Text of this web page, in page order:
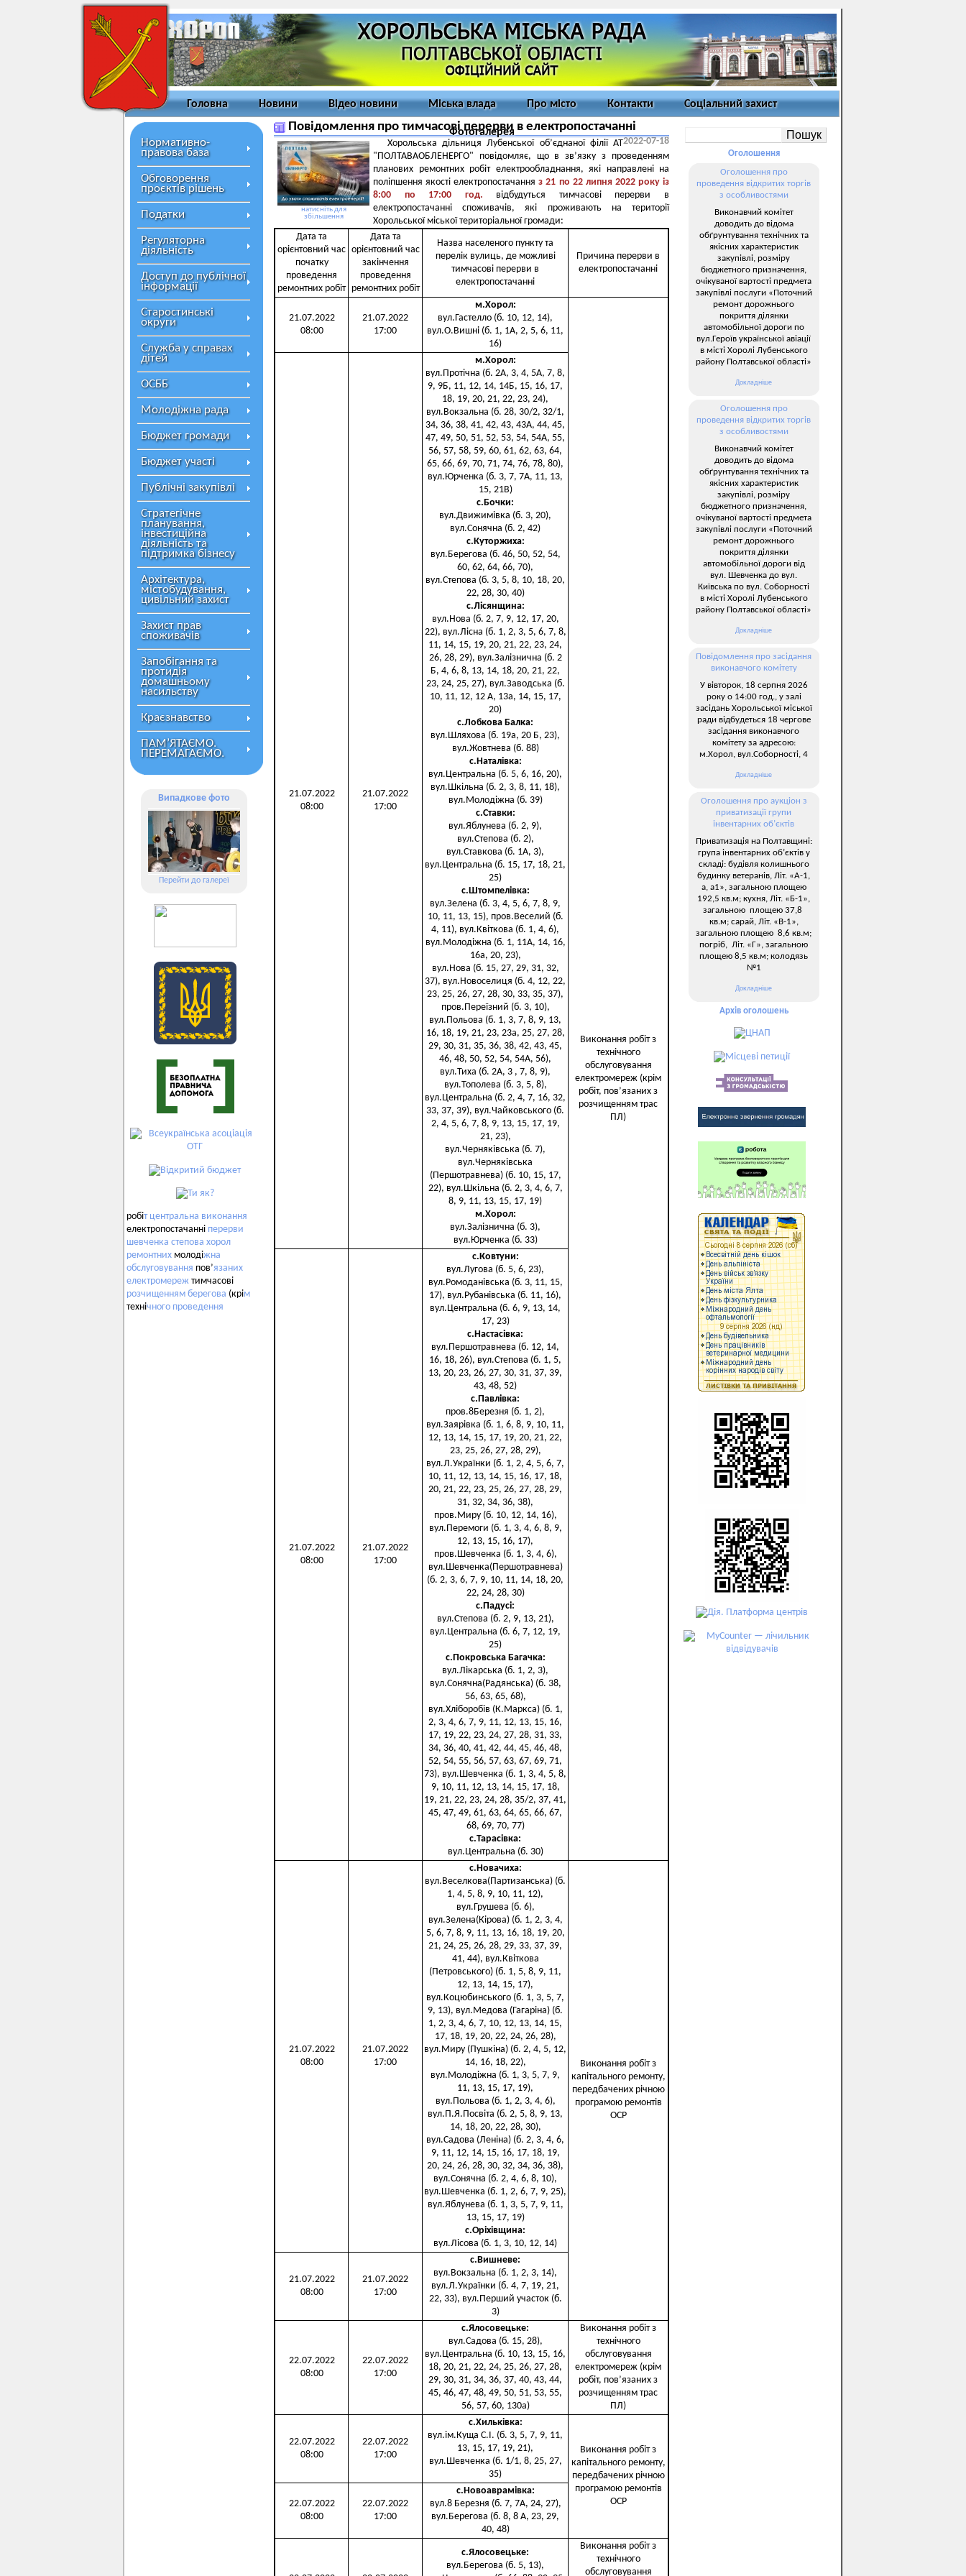
Головна Новини Відео новини Міська влада Про місто Контакти Соціальний захист
Фотогалерея
Нормативно-
правова база
Обговорення
проєктів рішень
Податки
Регуляторна
діяльність
Доступ до публічної
інформації
Старостинські
округи
Служба у справах
дітей
ОСББ
Молодіжна рада
Бюджет громади
Бюджет участі
Публічні закупівлі
Стратегічне
планування,
інвестиційна
діяльність та
підтримка бізнесу
Архітектура,
містобудування,
цивільний захист
Захист прав
споживачів
Запобігання та
протидія
домашньому
насильству
Краєзнавство
ПАМ’ЯТАЄМО.
ПЕРЕМАГАЄМО.
Випадкове фото
Перейти до галереї
робіт центральна виконання
електропостачанні перерви
шевченка степова хорол
ремонтних молодіжна
обслуговування пов’язаних
електромереж тимчасові
розчищенням берегова (крім
технічного проведення
Повідомлення про тимчасові перерви в електропостачанні
2022-07-18
натисніть для
збільшення
Хорольська дільниця Лубенської об’єднаної філії АТ
"ПОЛТАВАОБЛЕНЕРГО" повідомляє, що в зв’язку з проведенням
планових ремонтних робіт електрообладнання, які направлені на
поліпшення якості електропостачанняз 21 по 22 липня 2022 року із
8:00 по 17:00 год. відбудуться тимчасові перерви в
електропостачанні споживачів, які проживають на території
Хорольської міської територіальної громади:
Дата та
орієнтовний час
початку
проведення
ремонтних робіт
Дата та
орієнтовний час
закінчення
проведення
ремонтних робіт
Назва населеного пункту та
перелік вулиць, де можливі
тимчасові перерви в
електропостачанні
Причина перерви в
електропостачанні
21.07.2022
08:00
21.07.2022
17:00
м.Хорол:
вул.Гастелло (б. 10, 12, 14),
вул.О.Вишні (б. 1, 1А, 2, 5, 6, 11,
16)
Виконання робіт з
технічного
обслуговування
електромереж (крім
робіт, пов’язаних з
розчищенням трас
ПЛ)
21.07.2022
08:00
21.07.2022
17:00
м.Хорол:
вул.Протічна (б. 2А, 3, 4, 5А, 7, 8,
9, 9Б, 11, 12, 14, 14Б, 15, 16, 17,
18, 19, 20, 21, 22, 23, 24),
вул.Вокзальна (б. 28, 30/2, 32/1,
34, 36, 38, 41, 42, 43, 43А, 44, 45,
47, 49, 50, 51, 52, 53, 54, 54А, 55,
56, 57, 58, 59, 60, 61, 62, 63, 64,
65, 66, 69, 70, 71, 74, 76, 78, 80),
вул.Юрченка (б. 3, 7, 7А, 11, 13,
15, 21В)
с.Бочки:
вул.Движимівка (б. 3, 20),
вул.Сонячна (б. 2, 42)
с.Куторжиха:
вул.Берегова (б. 46, 50, 52, 54,
60, 62, 64, 66, 70),
вул.Степова (б. 3, 5, 8, 10, 18, 20,
22, 28, 30, 40)
с.Лісянщина:
вул.Нова (б. 2, 7, 9, 12, 17, 20,
22), вул.Лісна (б. 1, 2, 3, 5, 6, 7, 8,
11, 14, 15, 19, 20, 21, 22, 23, 24,
26, 28, 29), вул.Залізнична (б. 2
Б, 4, 6, 8, 13, 14, 18, 20, 21, 22,
23, 24, 25, 27), вул.Заводська (б.
10, 11, 12, 12 А, 13а, 14, 15, 17,
20)
с.Лобкова Балка:
вул.Шляхова (б. 19а, 20 Б, 23),
вул.Жовтнева (б. 88)
с.Наталівка:
вул.Центральна (б. 5, 6, 16, 20),
вул.Шкільна (б. 2, 3, 8, 11, 18),
вул.Молодіжна (б. 39)
с.Ставки:
вул.Яблунева (б. 2, 9),
вул.Степова (б. 2),
вул.Ставкова (б. 1А, 3),
вул.Центральна (б. 15, 17, 18, 21,
25)
с.Штомпелівка:
вул.Зелена (б. 3, 4, 5, 6, 7, 8, 9,
10, 11, 13, 15), пров.Веселий (б.
4, 11), вул.Квіткова (б. 1, 4, 6),
вул.Молодіжна (б. 1, 11А, 14, 16,
16а, 20, 23),
вул.Нова (б. 15, 27, 29, 31, 32,
37), вул.Новоселиця (б. 4, 12, 22,
23, 25, 26, 27, 28, 30, 33, 35, 37),
пров.Переїзний (б. 3, 10),
вул.Польова (б. 1, 3, 7, 8, 9, 13,
16, 18, 19, 21, 23, 23а, 25, 27, 28,
29, 30, 31, 35, 36, 38, 42, 43, 45,
46, 48, 50, 52, 54, 54А, 56),
вул.Тиха (б. 2А, 3 , 7, 8, 9),
вул.Тополева (б. 3, 5, 8),
вул.Центральна (б. 2, 4, 7, 16, 32,
33, 37, 39), вул.Чайковського (б.
2, 4, 5, 6, 7, 8, 9, 13, 15, 17, 19,
21, 23),
вул.Черняківська (б. 7),
вул.Черняківська
(Першотравнева) (б. 10, 15, 17,
22), вул.Шкільна (б. 2, 3, 4, 6, 7,
8, 9, 11, 13, 15, 17, 19)
м.Хорол:
вул.Залізнична (б. 3),
вул.Юрченка (б. 33)
21.07.2022
08:00
21.07.2022
17:00
с.Ковтуни:
вул.Лугова (б. 5, 6, 23),
вул.Ромоданівська (б. 3, 11, 15,
17), вул.Рубанівська (б. 11, 16),
вул.Центральна (б. 6, 9, 13, 14,
17, 23)
с.Настасівка:
вул.Першотравнева (б. 12, 14,
16, 18, 26), вул.Степова (б. 1, 5,
13, 20, 23, 26, 27, 30, 31, 37, 39,
43, 48, 52)
с.Павлівка:
пров.8Березня (б. 1, 2),
вул.Заярівка (б. 1, 6, 8, 9, 10, 11,
12, 13, 14, 15, 17, 19, 20, 21, 22,
23, 25, 26, 27, 28, 29),
вул.Л.Українки (б. 1, 2, 4, 5, 6, 7,
10, 11, 12, 13, 14, 15, 16, 17, 18,
20, 21, 22, 23, 25, 26, 27, 28, 29,
31, 32, 34, 36, 38),
пров.Миру (б. 10, 12, 14, 16),
вул.Перемоги (б. 1, 3, 4, 6, 8, 9,
12, 13, 15, 16, 17),
пров.Шевченка (б. 1, 3, 4, 6),
вул.Шевченка(Першотравнева)
(б. 2, 3, 6, 7, 9, 10, 11, 14, 18, 20,
22, 24, 28, 30)
с.Падусі:
вул.Степова (б. 2, 9, 13, 21),
вул.Центральна (б. 6, 7, 12, 19,
25)
с.Покровська Багачка:
вул.Лікарська (б. 1, 2, 3),
вул.Сонячна(Радянська) (б. 38,
56, 63, 65, 68),
вул.Хліборобів (К.Маркса) (б. 1,
2, 3, 4, 6, 7, 9, 11, 12, 13, 15, 16,
17, 19, 22, 23, 24, 27, 28, 31, 33,
34, 36, 40, 41, 42, 44, 45, 46, 48,
52, 54, 55, 56, 57, 63, 67, 69, 71,
73), вул.Шевченка (б. 1, 3, 4, 5, 8,
9, 10, 11, 12, 13, 14, 15, 17, 18,
19, 21, 22, 23, 24, 28, 35/2, 37, 41,
45, 47, 49, 61, 63, 64, 65, 66, 67,
68, 69, 70, 77)
с.Тарасівка:
вул.Центральна (б. 30)
21.07.2022
08:00
21.07.2022
17:00
с.Новачиха:
вул.Веселкова(Партизанська) (б.
1, 4, 5, 8, 9, 10, 11, 12),
вул.Грушева (б. 6),
вул.Зелена(Кірова) (б. 1, 2, 3, 4,
5, 6, 7, 8, 9, 11, 13, 16, 18, 19, 20,
21, 24, 25, 26, 28, 29, 33, 37, 39,
41, 44), вул.Квіткова
(Петровського) (б. 1, 5, 8, 9, 11,
12, 13, 14, 15, 17),
вул.Коцюбинського (б. 1, 3, 5, 7,
9, 13), вул.Медова (Гагаріна) (б.
1, 2, 3, 4, 6, 7, 10, 12, 13, 14, 15,
17, 18, 19, 20, 22, 24, 26, 28),
вул.Миру (Пушкіна) (б. 2, 4, 5, 12,
14, 16, 18, 22),
вул.Молодіжна (б. 1, 3, 5, 7, 9,
11, 13, 15, 17, 19),
вул.Польова (б. 1, 2, 3, 4, 6),
вул.П.Я.Посвіта (б. 2, 5, 8, 9, 13,
14, 18, 20, 22, 28, 30),
вул.Садова (Леніна) (б. 2, 3, 4, 6,
9, 11, 12, 14, 15, 16, 17, 18, 19,
20, 24, 26, 28, 30, 32, 34, 36, 38),
вул.Сонячна (б. 2, 4, 6, 8, 10),
вул.Шевченка (б. 1, 2, 6, 7, 9, 25),
вул.Яблунева (б. 1, 3, 5, 7, 9, 11,
13, 15, 17, 19)
с.Оріхівщина:
вул.Лісова (б. 1, 3, 10, 12, 14)
Виконання робіт з
капітального ремонту,
передбачених річною
програмою ремонтів
ОСР
21.07.2022
08:00
21.07.2022
17:00
с.Вишневе:
вул.Вокзальна (б. 1, 2, 3, 14),
вул.Л.Українки (б. 4, 7, 19, 21,
22, 33), вул.Перший участок (б.
3)
22.07.2022
08:00
22.07.2022
17:00
с.Ялосовецьке:
вул.Садова (б. 15, 28),
вул.Центральна (б. 10, 13, 15, 16,
18, 20, 21, 22, 24, 25, 26, 27, 28,
29, 30, 31, 34, 36, 37, 40, 43, 44,
45, 46, 47, 48, 49, 50, 51, 53, 55,
56, 57, 60, 130а)
Виконання робіт з
технічного
обслуговування
електромереж (крім
робіт, пов’язаних з
розчищенням трас
ПЛ)
22.07.2022
08:00
22.07.2022
17:00
с.Хильківка:
вул.ім.Куща С.І. (б. 3, 5, 7, 9, 11,
13, 15, 17, 19, 21),
вул.Шевченка (б. 1/1, 8, 25, 27,
35)
Виконання робіт з
капітального ремонту,
передбачених річною
програмою ремонтів
ОСР
22.07.2022
08:00
22.07.2022
17:00
с.Новоаврамівка:
вул.8 Березня (б. 7, 7А, 24, 27),
вул.Берегова (б. 8, 8 А, 23, 29,
40, 48)
с.Ялосовецьке:
вул.Берегова (б. 5, 13),
Виконання робіт з
технічного
обслуговування
Оголошення
Оголошення про
проведення відкритих торгів
з особливостями
Виконавчий комітет
доводить до відома
обґрунтування технічних та
якісних характеристик
закупівлі, розміру
бюджетного призначення,
очікуваної вартості предмета
закупівлі послуги «Поточний
ремонт дорожнього
покриття ділянки
автомобільної дороги по
вул.Героїв української авіації
в місті Хоролі Лубенського
району Полтавської області»
Докладніше
Оголошення про
проведення відкритих торгів
з особливостями
Виконавчий комітет
доводить до відома
обґрунтування технічних та
якісних характеристик
закупівлі, розміру
бюджетного призначення,
очікуваної вартості предмета
закупівлі послуги «Поточний
ремонт дорожнього
покриття ділянки
автомобільної дороги від
вул. Шевченка до вул.
Київська по вул. Соборності
в місті Хоролі Лубенського
району Полтавської області»
Докладніше
Повідомлення про засідання
виконавчого комітету
У вівторок, 18 серпня 2026
року о 14:00 год., у залі
засідань Хорольської міської
ради відбудеться 18 чергове
засідання виконавчого
комітету за адресою:
м.Хорол, вул.Соборності, 4
Докладніше
Оголошення про аукціон з
приватизації групи
інвентарних об’єктів
Приватизація на Полтавщині:
група інвентарних об’єктів у
складі: будівля колишнього
будинку ветеранів, Літ. «А-1,
а, а1», загальною площею
192,5 кв.м; кухня, Літ. «Б-1»,
загальною площею 37,8
кв.м; сарай, Літ. «В-1»,
загальною площею 8,6 кв.м;
погріб, Літ. «Г», загальною
площею 8,5 кв.м; колодязь
№1
Докладніше
Архів оголошень